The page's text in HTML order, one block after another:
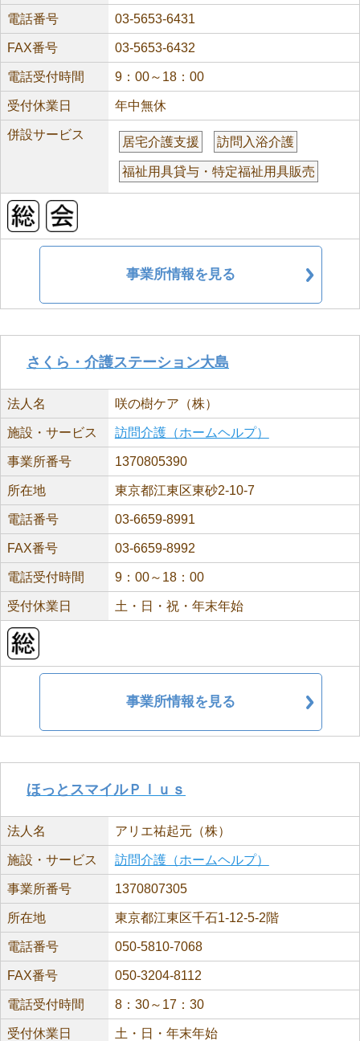
電話番号 03-5653-6431
FAX番号 03-5653-6432
電話受付時間 9：00～18：00
受付休業日 年中無休
併設サービス
居宅介護支援 訪問入浴介護
福祉用具貸与・特定福祉用具販売
事業所情報を見る
さくら・介護ステーション大島
法人名 咲の樹ケア（株）
施設・サービス 訪問介護（ホームヘルプ）
事業所番号 1370805390
所在地 東京都江東区東砂2-10-7
電話番号 03-6659-8991
FAX番号 03-6659-8992
電話受付時間 9：00～18：00
受付休業日 土・日・祝・年末年始
事業所情報を見る
ほっとスマイルＰｌｕｓ
法人名 アリエ祐起元（株）
施設・サービス 訪問介護（ホームヘルプ）
事業所番号 1370807305
所在地 東京都江東区千石1-12-5-2階
電話番号 050-5810-7068
FAX番号 050-3204-8112
電話受付時間 8：30～17：30
受付休業日 土・日・年末年始